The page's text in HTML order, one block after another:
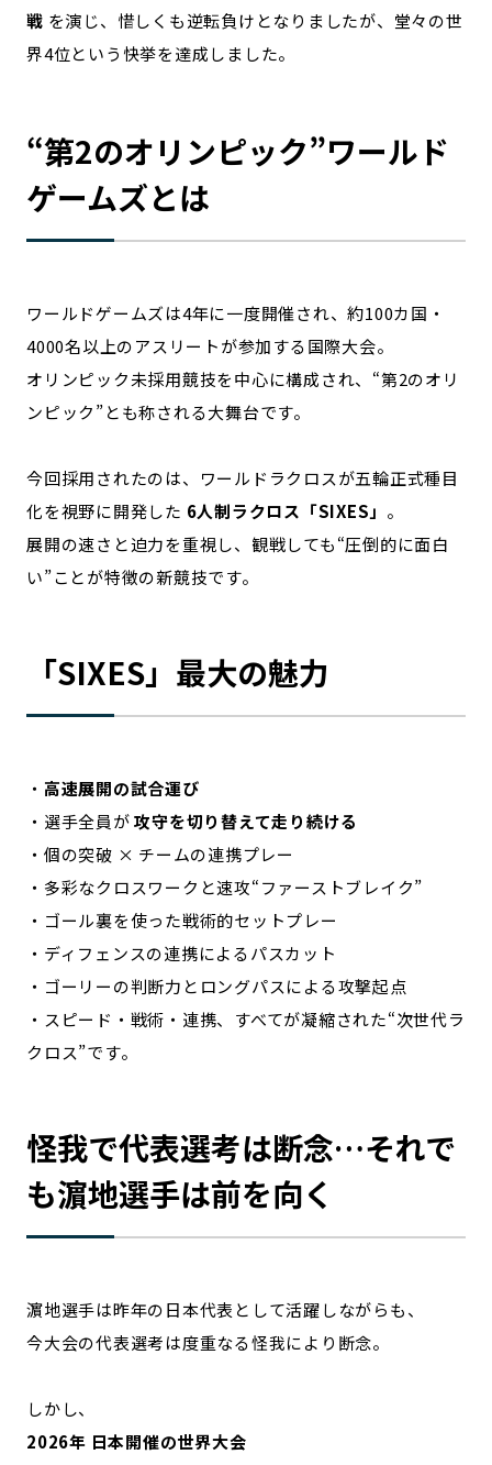
記事ライター アンバサダー
戦 を演じ、惜しくも逆転負けとなりましたが、堂々の世
界4位という快挙を達成しました。
“第2のオリンピック”ワールド
ゲームズとは
ワールドゲームズは4年に一度開催され、約100カ国・
4000名以上のアスリートが参加する国際大会。
オリンピック未採用競技を中心に構成され、“第2のオリ
ンピック”とも称される大舞台です。
今回採用されたのは、ワールドラクロスが五輪正式種目
化を視野に開発した 6人制ラクロス「SIXES」 。
展開の速さと迫力を重視し、観戦しても“圧倒的に面白
い”ことが特徴の新競技です。
「SIXES」最大の魅力
・ 高速展開の試合運び
・選手全員が攻守を切り替えて走り続ける
・個の突破 × チームの連携プレー
・多彩なクロスワークと速攻“ファーストブレイク”
・ゴール裏を使った戦術的セットプレー
・ディフェンスの連携によるパスカット
・ゴーリーの判断力とロングパスによる攻撃起点
・スピード・戦術・連携、すべてが凝縮された“次世代ラ
クロス”です。
怪我で代表選考は断念…それで
も濵地選手は前を向く
濵地選手は昨年の日本代表として活躍しながらも、
今大会の代表選考は度重なる怪我により断念。
しかし、
2026年 日本開催の世界大会